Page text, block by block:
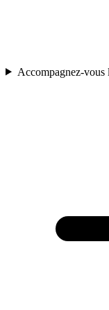
Accompagnez-vous